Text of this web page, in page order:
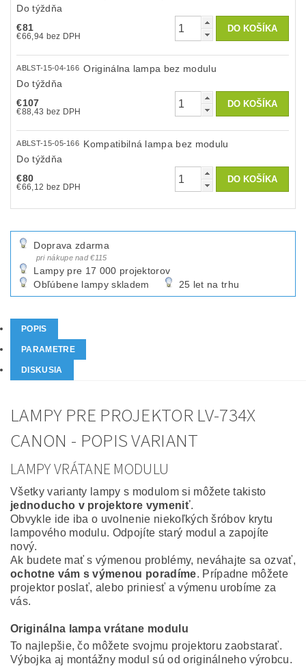
Do týždňa
€81
€66,94 bez DPH
ABLST-15-04-166 Originálna lampa bez modulu
Do týždňa
€107
€88,43 bez DPH
ABLST-15-05-166 Kompatibilná lampa bez modulu
Do týždňa
€80
€66,12 bez DPH
Doprava zdarma
pri nákupe nad €115
Lampy pre 17 000 projektorov
Obľúbene lampy skladem
25 let na trhu
POPIS
PARAMETRE
DISKUSIA
LAMPY PRE PROJEKTOR LV-734X
CANON - POPIS VARIANT
LAMPY VRÁTANE MODULU
Všetky varianty lampy s modulom si môžete takisto
jednoducho v projektore vymeniť.
Obvykle ide iba o uvolnenie niekoľkých šróbov krytu
lampového modulu. Odpojíte starý modul a zapojíte
nový.
Ak budete mať s výmenou problémy, neváhajte sa ozvať,
ochotne vám s výmenou poradíme. Prípadne môžete
projektor poslať, alebo priniesť a výmenu urobíme za
vás.
Originálna lampa vrátane modulu
To najlepšie, čo môžete svojmu projektoru zaobstarať.
Výbojka aj montážny modul sú od originálneho výrobcu.